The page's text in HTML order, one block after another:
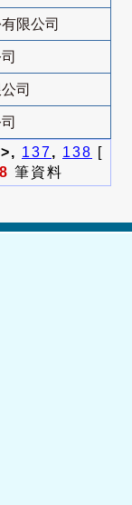
限公司
司
137, 138 [
筆資料